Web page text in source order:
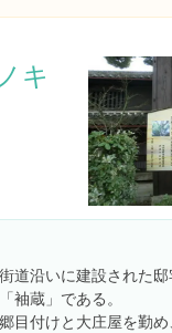
キ
道沿いに建設された
袖蔵」である。
目付けと大庄屋を勤